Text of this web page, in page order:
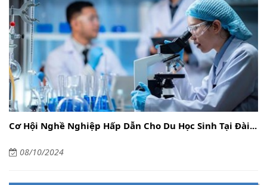
Cơ Hội Nghề Nghiệp Hấp Dẫn Cho Du Học Sinh Tại Đài...
08/10/2024